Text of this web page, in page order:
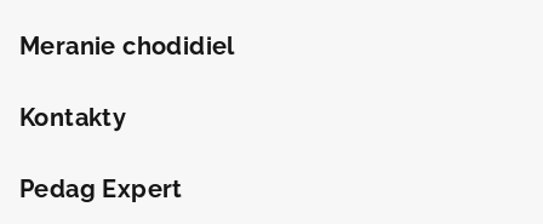
Meranie chodidiel
Kontakty
Pedag Expert